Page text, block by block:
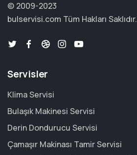
© 2009-2023
bulservisi.com Tüm Hakları Saklıdır.
Servisler
Klima Servisi
Bulaşık Makinesi Servisi
Derin Dondurucu Servisi
Çamaşır Makinası Tamir Servisi